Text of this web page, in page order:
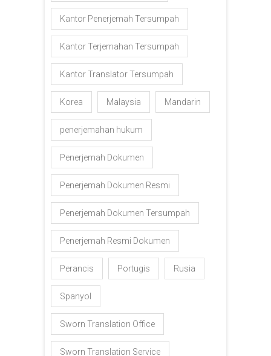
Kantor Penerjemah Tersumpah
Kantor Terjemahan Tersumpah
Kantor Translator Tersumpah
Korea Malaysia Mandarin
penerjemahan hukum
Penerjemah Dokumen
Penerjemah Dokumen Resmi
Penerjemah Dokumen Tersumpah
Penerjemah Resmi Dokumen
Perancis Portugis Rusia
Spanyol
Sworn Translation Office
Sworn Translation Service